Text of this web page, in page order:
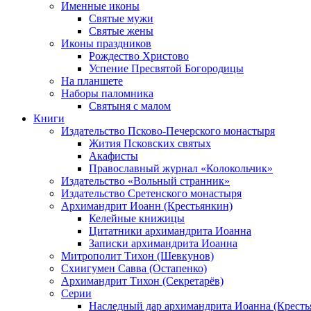
Именные иконы
Святые мужи
Святые жены
Иконы праздников
Рождество Христово
Успение Пресвятой Богородицы
На планшете
Наборы паломника
Святыня с малом
Книги
Издательство Псково-Печерского монастыря
Жития Псковских святых
Акафисты
Православный журнал «Колокольчик»
Издательство «Вольный странник»
Издательство Сретенского монастыря
Архимандрит Иоанн (Крестьянкин)
Келейные книжицы
Цитатники архимандрита Иоанна
Записки архимандрита Иоанна
Митрополит Тихон (Шевкунов)
Схиигумен Савва (Остапенко)
Архимандрит Тихон (Секретарёв)
Серии
Наследный дар архимандрита Иоанна